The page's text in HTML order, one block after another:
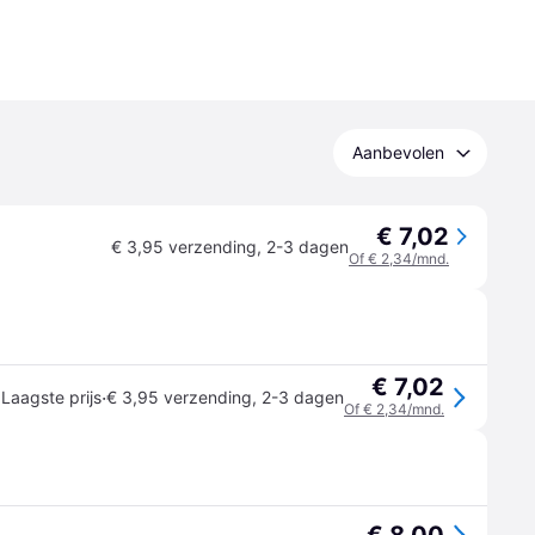
Aanbevolen
€ 3,95 verzending, 2-3 dagen € 7,02
Of € 2,34/mnd.
Laagste prijs·€ 3,95 verzending, 2-3 dagen € 7,02
Of € 2,34/mnd.